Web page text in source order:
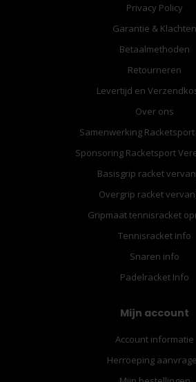
Privacy Policy
Garantie & Klachten
Betaalmethoden
Retourneren
Levertijd en
Over ons
Samenwerking
Sponsoring Racketsport
Basisgrip racket
Overgrip racket
Gripmaat tennisracket
Tennisracket info
Snaren info
Padelracket Info
Mijn account
Account informatie
Herroeping